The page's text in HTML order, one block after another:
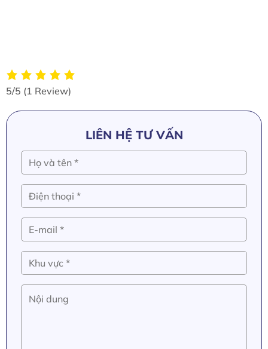
5/5 (1 Review)
LIÊN HỆ TƯ VẤN